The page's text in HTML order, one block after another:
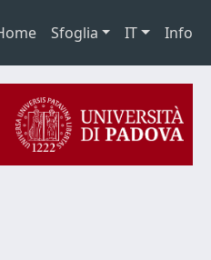
Sfoglia IT Info